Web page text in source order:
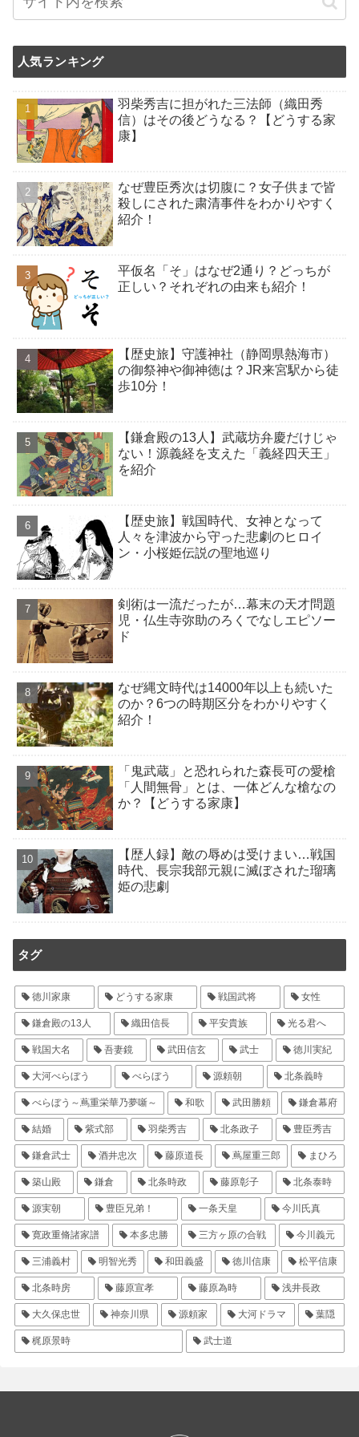
人気ランキング
羽柴秀吉に担がれた三法師（織田秀
信）はその後どうなる？【どうする家
康】
なぜ豊臣秀次は切腹に？女子供まで皆
殺しにされた粛清事件をわかりやすく
紹介！
平仮名「そ」はなぜ2通り？どっちが
正しい？それぞれの由来も紹介！
【歴史旅】守護神社（静岡県熱海市）
の御祭神や御神徳は？JR来宮駅から徒
歩10分！
【鎌倉殿の13人】武蔵坊弁慶だけじゃ
ない！源義経を支えた「義経四天王」
を紹介
【歴史旅】戦国時代、女神となって
人々を津波から守った悲劇のヒロイ
ン・小桜姫伝説の聖地巡り
剣術は一流だったが…幕末の天才問題
児・仏生寺弥助のろくでなしエピソー
ド
なぜ縄文時代は14000年以上も続いた
のか？6つの時期区分をわかりやすく
紹介！
「鬼武蔵」と恐れられた森長可の愛槍
「人間無骨」とは、一体どんな槍なの
か？【どうする家康】
【歴人録】敵の辱めは受けまい…戦国
時代、長宗我部元親に滅ぼされた瑠璃
姫の悲劇
タグ
徳川家康 どうする家康 戦国武将 女性
鎌倉殿の13人 織田信長 平安貴族 光る君へ
戦国大名 吾妻鏡 武田信玄 武士 徳川実紀
大河べらぼう べらぼう 源頼朝 北条義時
べらぼう～蔦重栄華乃夢噺～ 和歌 武田勝頼 鎌倉幕府
結婚 紫式部 羽柴秀吉 北条政子 豊臣秀吉
鎌倉武士 酒井忠次 藤原道長 蔦屋重三郎 まひろ
築山殿 鎌倉 北条時政 藤原彰子 北条泰時
源実朝 豊臣兄弟！ 一条天皇 今川氏真
寛政重脩諸家譜 本多忠勝 三方ヶ原の合戦 今川義元
三浦義村 明智光秀 和田義盛 徳川信康 松平信康
北条時房 藤原宣孝 藤原為時 浅井長政
大久保忠世 神奈川県 源頼家 大河ドラマ 葉隠
梶原景時 武士道